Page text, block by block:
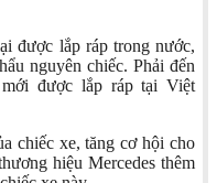
được lắp ráp trong nước,
nguyên chiếc. Phải đến
được lắp ráp tại Việt
chiếc xe, tăng cơ hội cho
hiệu Mercedes thêm